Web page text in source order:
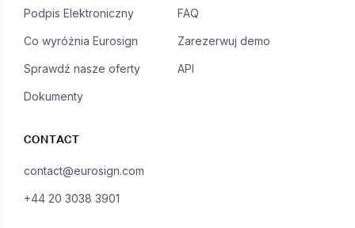
Podpis Elektroniczny
Co wyróżnia Eurosign
Sprawdź nasze oferty
Dokumenty
FAQ
Zarezerwuj demo
API
CONTACT
contact@eurosign.com
+44 20 3038 3901